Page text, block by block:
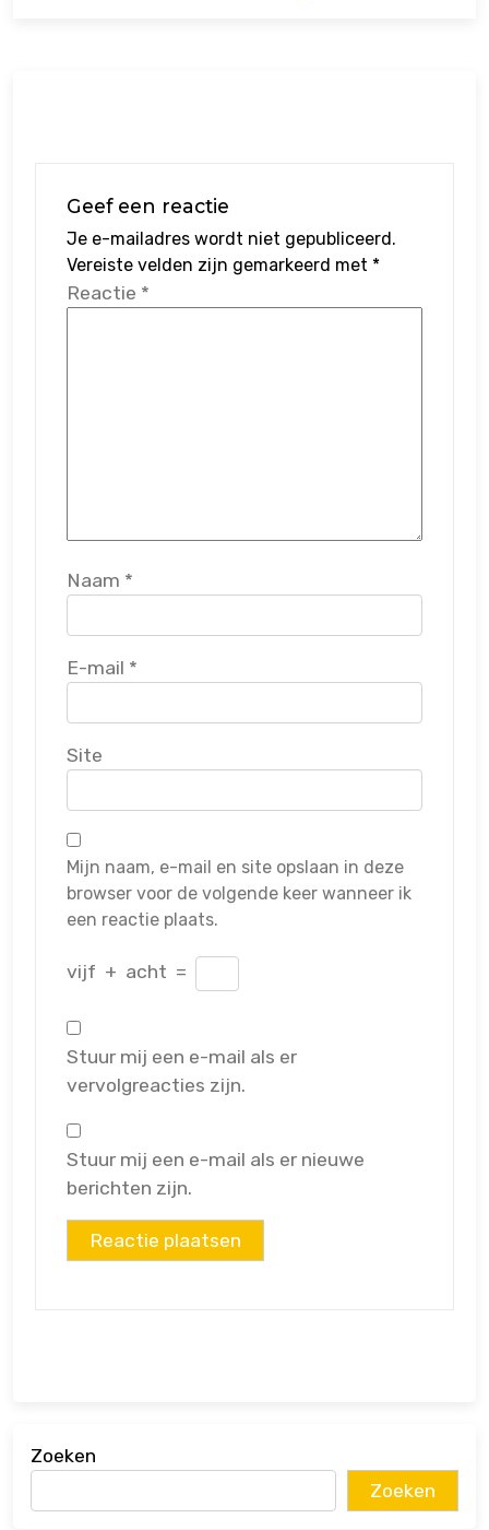
Geef een reactie
Je e-mailadres wordt niet gepubliceerd.
Vereiste velden zijn gemarkeerd met *
Reactie *
Naam *
E-mail *
Site
Mijn naam, e-mail en site opslaan in deze
browser voor de volgende keer wanneer ik
een reactie plaats.
vijf + acht =
Stuur mij een e-mail als er
vervolgreacties zijn.
Stuur mij een e-mail als er nieuwe
berichten zijn.
Zoeken
Zoeken